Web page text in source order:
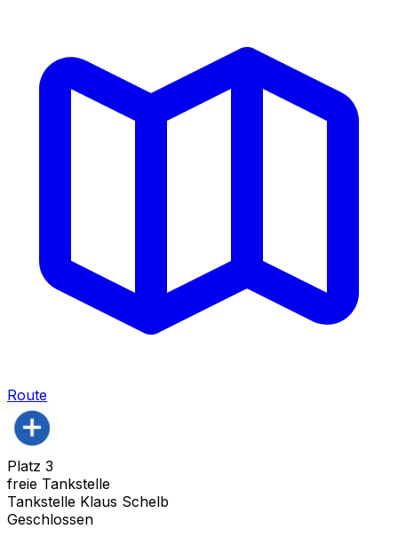
Route
Platz 3
freie Tankstelle
Tankstelle Klaus Schelb
Geschlossen